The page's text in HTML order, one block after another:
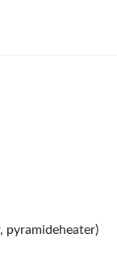
pyramideheater)